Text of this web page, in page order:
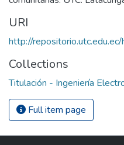
URI
http://
Collections
Titulación - Ingeniería
Full item page